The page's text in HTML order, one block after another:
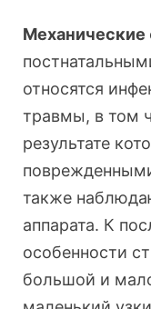
Механические
относятся
травмы, в том
результате
также
аппарата. К
особенности
большой и